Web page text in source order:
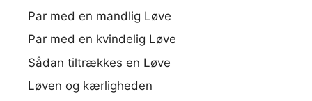
Par med en mandlig Løve
Par med en kvindelig Løve
Sådan tiltrækkes en Løve
Løven og kærligheden